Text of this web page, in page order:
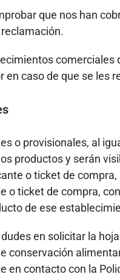
que nos han
comerciales
en caso de que se les
o provisionales, al
productos y serán
o ticket de
o ticket de compra,
de ese
en solicitar la
conservación
en contacto con la